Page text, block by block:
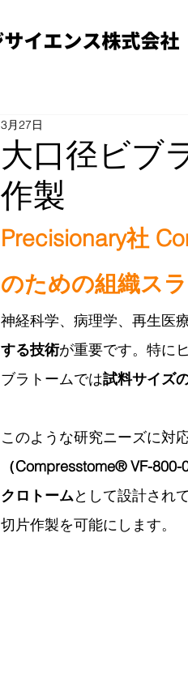
大口径ビブ
作製
3月27日
Precisionary社
のための組織スラ
神経科学、病理学、再生医
する技術が重要です。特に
ブラトームでは試料サイズ
このような研究ニーズに対
（Compresstome® VF-
クロトームとして設計され
切片作製を可能にします。